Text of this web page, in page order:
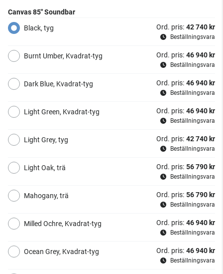
Canvas 85" Soundbar
Black, tyg
Beställningsvara
Ord. pris: 42 740 kr
Burnt Umber, Kvadrat-tyg
Beställningsvara
Ord. pris: 46 940 kr
Dark Blue, Kvadrat-tyg
Beställningsvara
Ord. pris: 46 940 kr
Light Green, Kvadrat-tyg
Beställningsvara
Ord. pris: 46 940 kr
Light Grey, tyg
Beställningsvara
Ord. pris: 42 740 kr
Light Oak, trä
Beställningsvara
Ord. pris: 56 790 kr
Mahogany, trä
Beställningsvara
Ord. pris: 56 790 kr
Milled Ochre, Kvadrat-tyg
Beställningsvara
Ord. pris: 46 940 kr
Ocean Grey, Kvadrat-tyg
Beställningsvara
Ord. pris: 46 940 kr